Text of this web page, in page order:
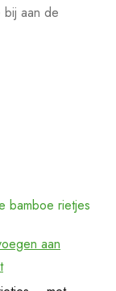
aan de
aan